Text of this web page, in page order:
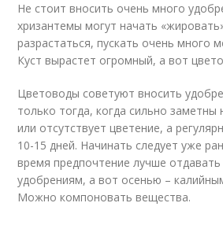
Не стоит вносить очень много
хризантемы могут начать
разрастаться, пускать очень много
Куст вырастет огромный, а вот
Цветоводы советуют вносить
только тогда, когда сильно заметны
или отсутствует цветение, а
10-15 дней. Начинать следует уже
время предпочтение лучше
удобрениям, а вот осенью –
Можно компоновать вещества.